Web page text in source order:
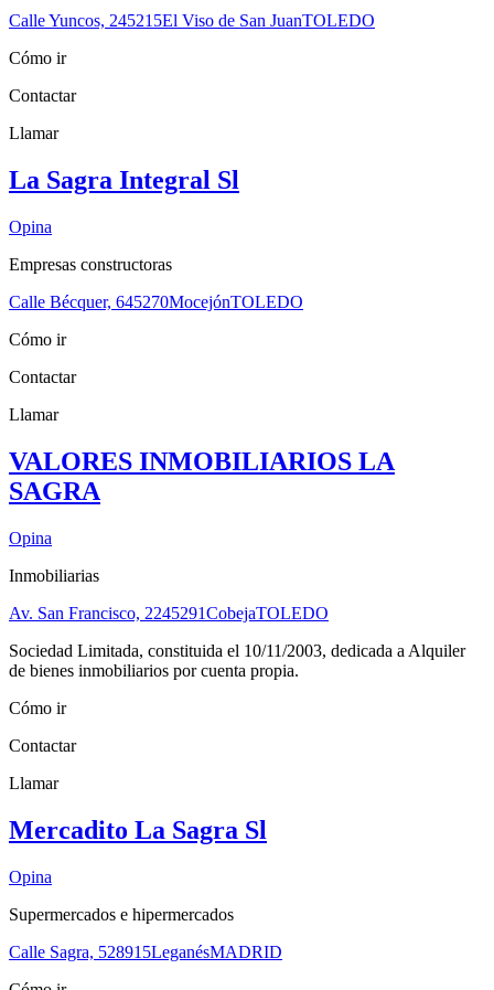
Calle Yuncos, 245215El Viso de San JuanTOLEDO
Cómo ir
Contactar
Llamar
La Sagra Integral Sl
Opina
Empresas constructoras
Calle Bécquer, 645270MocejónTOLEDO
Cómo ir
Contactar
Llamar
VALORES INMOBILIARIOS LA
SAGRA
Opina
Inmobiliarias
Av. San Francisco, 2245291CobejaTOLEDO
Sociedad Limitada, constituida el 10/11/2003, dedicada a Alquiler
de bienes inmobiliarios por cuenta propia.
Cómo ir
Contactar
Llamar
Mercadito La Sagra Sl
Opina
Supermercados e hipermercados
Calle Sagra, 528915LeganésMADRID